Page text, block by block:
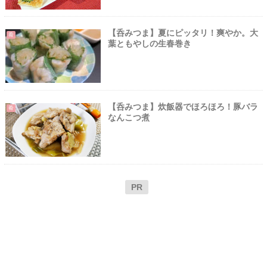
肴
【呑みつま】夏にピッタリ！爽やか。大
葉ともやしの生春巻き
肴
【呑みつま】炊飯器でほろほろ！豚バラ
なんこつ煮
PR